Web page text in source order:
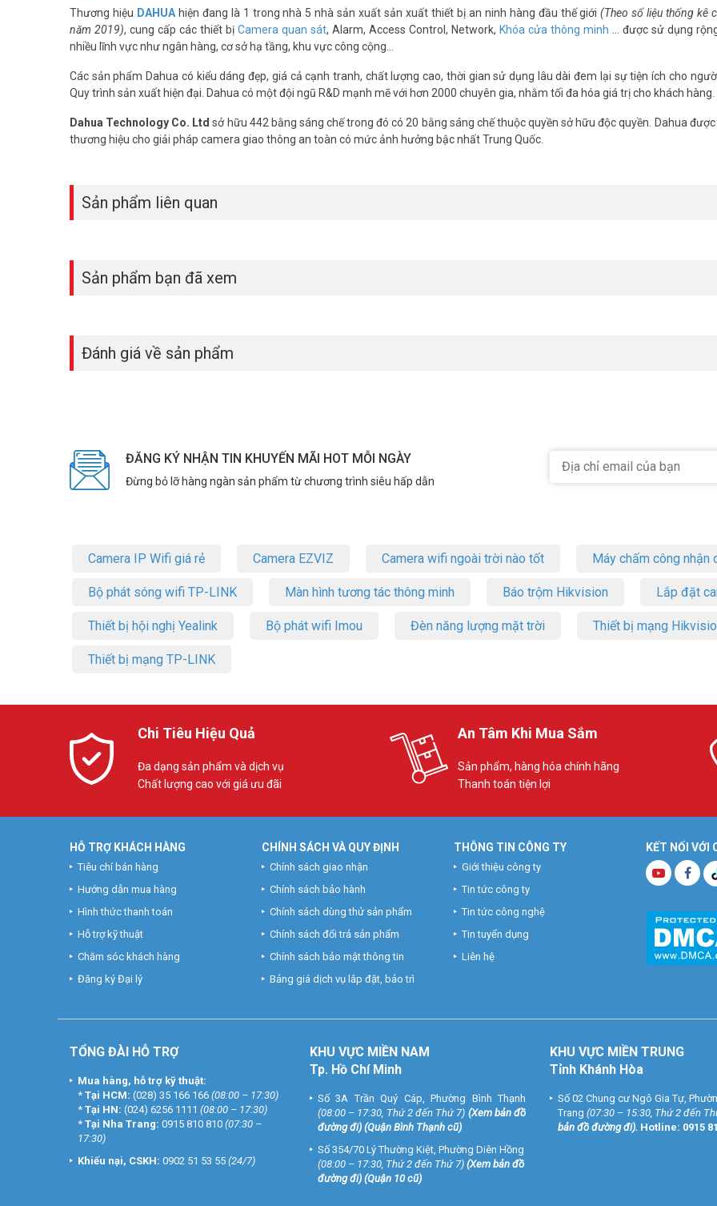
– Chuẩn nén: H.265+.
– Hỗ trợ chức năng thông minh : Tripwire, Intrusion, Heatmap.
– Độ nhạy sáng tối thiểu 0.006lux/F2.0(color), 0Lux/F2.0(IR on).
động cân bằng trắng (AWB), chế độ ngày đêm(Electronic), tự động bù sáng (AGC), chống nhiễu (3D-DNR).
– Tầm xa hồng ngoại 10m với công nghệ hồng ngoại thông minh.
– Ống kính mắt cá với tiêu cự 1.4mm cho góc quan sát lên đến 180°.
– Hỗ trợ khe cắm thẻ nhớ lên đến 128GB.
– Hỗ trợ 1 cổng báo động in/out.
– Chuẩn chống va đập IK08.
– Chất liệu nhựa + kim loại.
– Xuất xứ: Trung Quốc.
– Bảo hành 24 tháng.
Thương hiệu DAHUAhiện đang là 1 trong nhà 5 nhà sản xuất sản xuất thiết bị an ninh hàng đầu thế giới(Theo số liệu thống kê
năm 2019), cung cấp các thiết bị Camera quan sát, Alarm, Access Control, Network, Khóa cửa thông minh … được sử dụng
nhiều lĩnh vực như ngân hàng, cơ sở hạ tầng, khu vực công cộng…
Các sản phẩm Dahua có kiểu dáng đẹp, giá cả cạnh tranh, chất lượng cao, thời gian sử dụng lâu dài đem lại sự tiện ích cho
Quy trình sản xuất hiện đại. Dahua có một đội ngũ R&D mạnh mẽ với hơn 2000 chuyên gia, nhằm tối đa hóa giá trị cho khách hàng.
Dahua Technology Co. Ltd sở hữu 442 bằng sáng chế trong đó có 20 bằng sáng chế thuộc quyền sở hữu độc quyền. Dahua
thương hiệu cho giải pháp camera giao thông an toàn có mức ảnh hưởng bậc nhất Trung Quốc.
Sản phẩm liên quan
Sản phẩm bạn đã xem
Đánh giá về sản phẩm
ĐĂNG KÝ NHẬN TIN KHUYẾN MÃI HOT MỖI NGÀY
Đừng bỏ lỡ hàng ngàn sản phẩm từ chương trình siêu hấp dẫn
Camera IP Wifi giá rẻ Camera EZVIZ Camera wifi ngoài trời nào tốt Máy chấm công nhận
Bộ phát sóng wifi TP-LINK Màn hình tương tác thông minh Báo trộm Hikvision Lắp đặt
Thiết bị hội nghị Yealink Bộ phát wifi Imou Đèn năng lượng mặt trời Thiết bị mạng
Thiết bị mạng TP-LINK
Chi Tiêu Hiệu Quả
Đa dạng sản phẩm và dịch vụ
Chất lượng cao với giá ưu đãi
An Tâm Khi Mua Sắm
Sản phẩm, hàng hóa chính hãng
Thanh toán tiện lợi
KẾT NỐI VỚI
HỖ TRỢ KHÁCH HÀNG
Tiêu chí bán hàng
Hướng dẫn mua hàng
Hình thức thanh toán
Hỗ trợ kỹ thuật
Chăm sóc khách hàng
Đăng ký Đại lý
CHÍNH SÁCH VÀ QUY ĐỊNH
Chính sách giao nhận
Chính sách bảo hành
Chính sách dùng thử sản phẩm
Chính sách đổi trả sản phẩm
Chính sách bảo mật thông tin
Bảng giá dịch vụ lắp đặt, bảo trì
THÔNG TIN CÔNG TY
Giới thiệu công ty
Tin tức công ty
Tin tức công nghệ
Tin tuyển dụng
Liên hệ
TỔNG ĐÀI HỖ TRỢ
Mua hàng, hỗ trợ kỹ thuật:
* Tại HCM: (028) 35 166 166 (08:00 – 17:30)
* Tại HN: (024) 6256 1111 (08:00 – 17:30)
* Tại Nha Trang: 0915 810 810 (07:30 –
17:30)
Khiếu nại, CSKH: 0902 51 53 55 (24/7)
KHU VỰC MIỀN NAM
Tp. Hồ Chí Minh
Số 3A Trần Quý Cáp, Phường Bình Thạnh
(08:00 – 17:30, Thứ 2 đến Thứ 7) (Xem bản đồ
đường đi) (Quận Bình Thạnh cũ)
Số 354/70 Lý Thường Kiệt, Phường Diên Hồng
(08:00 – 17:30, Thứ 2 đến Thứ 7) (Xem bản đồ
đường đi) (Quận 10 cũ)
KHU VỰC MIỀN TRUNG
Tỉnh Khánh Hòa
Số 02 Chung cư Ngô Gia Tự,
Trang (07:30 – 15:30, Thứ 2 đến
bản đồ đường đi). Hotline: 0915